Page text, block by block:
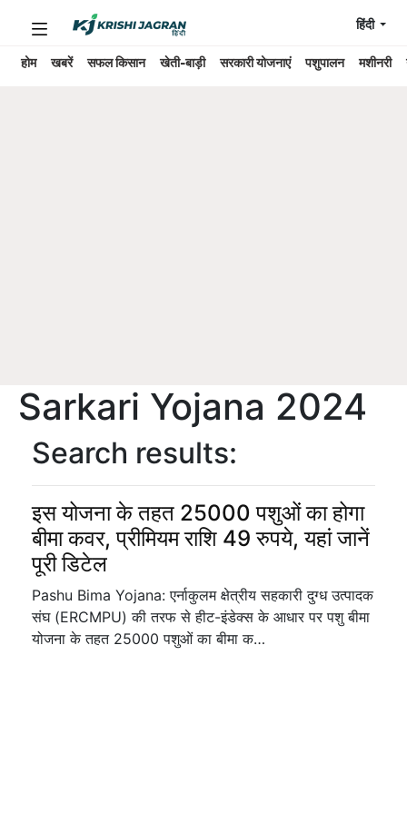
होम खबरें सफल किसान खेती-बाड़ी सरकारी योजनाएं पशुपालन मशीनरी
हिंदी
Sarkari Yojana 2024
Search results:
इस योजना के तहत 25000 पशुओं का होगा
बीमा कवर, प्रीमियम राशि 49 रुपये, यहां जानें
पूरी डिटेल
Pashu Bima Yojana: एर्नाकुलम क्षेत्रीय सहकारी दुग्ध उत्पादक
संघ (ERCMPU) की तरफ से हीट-इंडेक्‍स के आधार पर पशु बीमा
योजना के तहत 25000 पशुओं का बीमा क…